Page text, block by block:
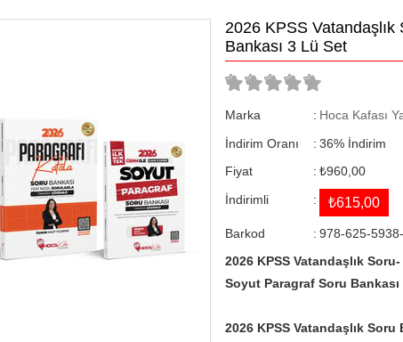
2026 KPSS
Bankası 3 Lü Set
Marka : Hoca Kafası
İndirim Oranı
: %
36
İndirim
Fiyat
: ₺960,00
İndirimli
: ₺615,00
Barkod : 978-625-
2026 KPSS Vatandaşlık
Soyut Paragraf Soru Bankası
2026 KPSS Vatandaşlık Soru